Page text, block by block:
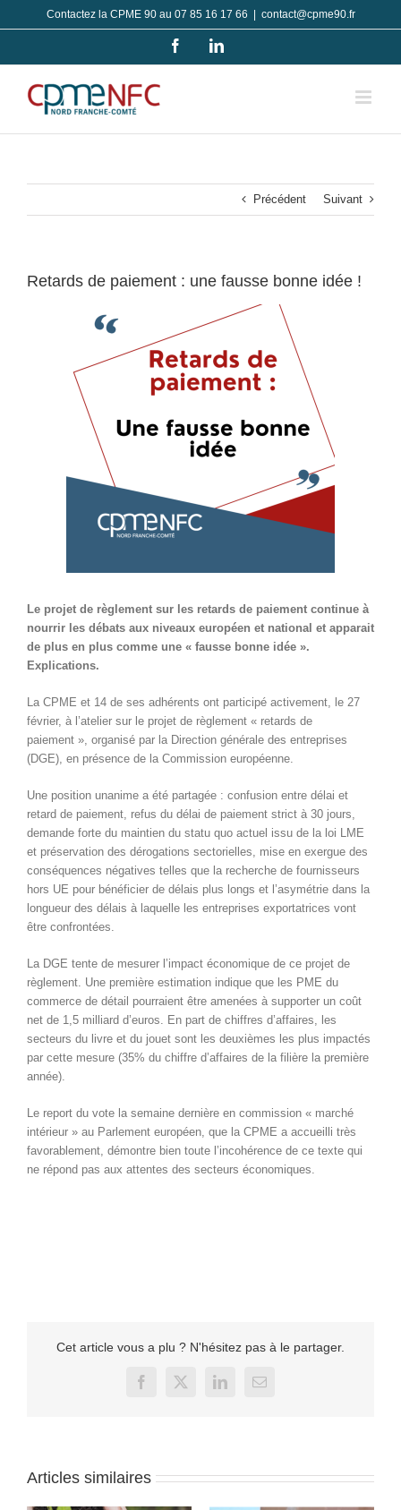
au
Contactez la CPME 90 au 07 85 16 17 66 contact@cpme90.fr
FacebookLinkedIn
Précédent Suivant
Retards de paiement : une fausse bonne idée !
Le projet de règlement sur les retards de paiement continue à
nourrir les débats aux niveaux européen et national et apparait
de plus en plus comme une « fausse bonne idée ».
Explications.
La CPME et 14 de ses adhérents ont participé activement, le 27
février, à l’atelier sur le projet de règlement « retards de
paiement », organisé par la Direction générale des entreprises
(DGE), en présence de la Commission européenne.
Une position unanime a été partagée : confusion entre délai et
retard de paiement, refus du délai de paiement strict à 30 jours,
demande forte du maintien du statu quo actuel issu de la loi LME
et préservation des dérogations sectorielles, mise en exergue des
conséquences négatives telles que la recherche de fournisseurs
hors UE pour bénéficier de délais plus longs et l’asymétrie dans la
longueur des délais à laquelle les entreprises exportatrices vont
être confrontées.
La DGE tente de mesurer l’impact économique de ce projet de
règlement. Une première estimation indique que les PME du
commerce de détail pourraient être amenées à supporter un coût
net de 1,5 milliard d’euros. En part de chiffres d’affaires, les
secteurs du livre et du jouet sont les deuxièmes les plus impactés
par cette mesure (35% du chiffre d’affaires de la filière la première
année).
Le report du vote la semaine dernière en commission « marché
intérieur » au Parlement européen, que la CPME a accueilli très
favorablement, démontre bien toute l’incohérence de ce texte qui
ne répond pas aux attentes des secteurs économiques.
Cet article vous a plu ? N'hésitez pas à le partager.
Facebook
X LinkedInEmail
Articles similaires